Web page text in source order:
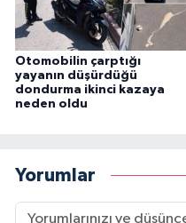
Otomobilin çarptığı
yayanın düşürdüğü
dondurma ikinci kazaya
neden oldu
Yorumlar